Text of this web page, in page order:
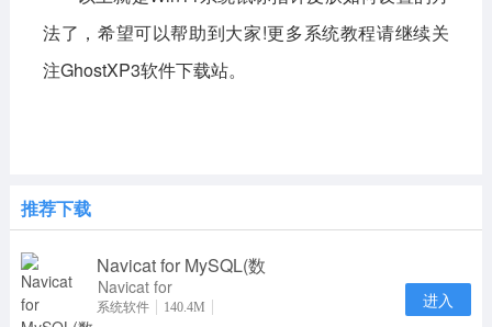
法了，希望可以帮助到大家!更多系统教程请继续关
注GhostXP3软件下载站。
推荐下载
Navicat for MySQL(数
Navicat for
MySQL15是
系统软件 140.4M 进入